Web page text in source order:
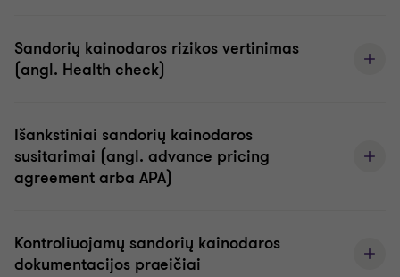
Sandorių kainodaros rizikos vertinimas
(angl. Health check)
Išankstiniai sandorių kainodaros
susitarimai (angl. advance pricing
agreement arba APA)
Kontroliuojamų sandorių kainodaros
dokumentacijos praeičiai